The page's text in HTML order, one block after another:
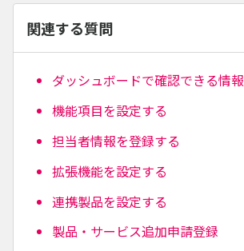
関連する質問
ダッシュボードで確認できる情報
機能項目を設定する
担当者情報を登録する
拡張機能を設定する
連携製品を設定する
製品・サービス追加申請登録